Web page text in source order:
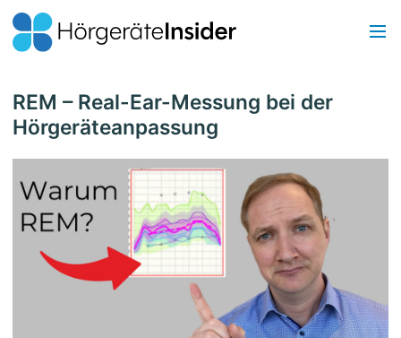
REM – Real-Ear-Messung bei der
Hörgeräteanpassung